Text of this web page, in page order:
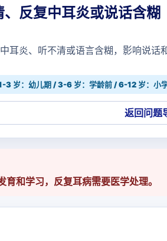
反复中耳炎或说话含糊
耳炎、听不清或语言含糊，影响说话
3 岁：幼儿期 / 3-6 岁：学龄前 / 6-12 岁：小
返回问题
育和学习，反复耳病需要医学处理。